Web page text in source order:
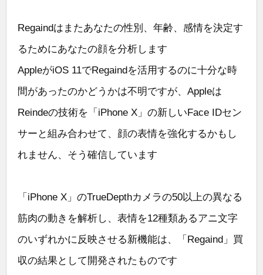
Regaindはまたあなたの性別、年齢、感情を決定す
るためにあなたの顔を分析します
AppleがiOS 11でRegaindを活用するのに十分な時
間があったのかどうかは不明ですが、Appleは
Reindeの技術を「iPhone X」の新しいFace IDセン
サーと組み合わせて、顔の表情を強化するかもし
れません、そう確信しています
「iPhone X」のTrueDepthカメラの50以上の異なる
筋肉の動きを解析し、表情を12種類あるアニ文字
のいずれかに反映させる新機能は、「Regaind」買
収の結果として開発されたものです